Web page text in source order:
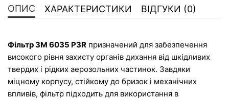
ОПИС ХАРАКТЕРИСТИКИ ВІДГУКИ (0)
Фільтр 3M 6035 P3R призначений для забезпечення
високого рівня захисту органів дихання від шкідливих
твердих і рідких аерозольних частинок. Завдяки
міцному корпусу, стійкому до бризок і механічних
впливів, фільтр підходить для використання в